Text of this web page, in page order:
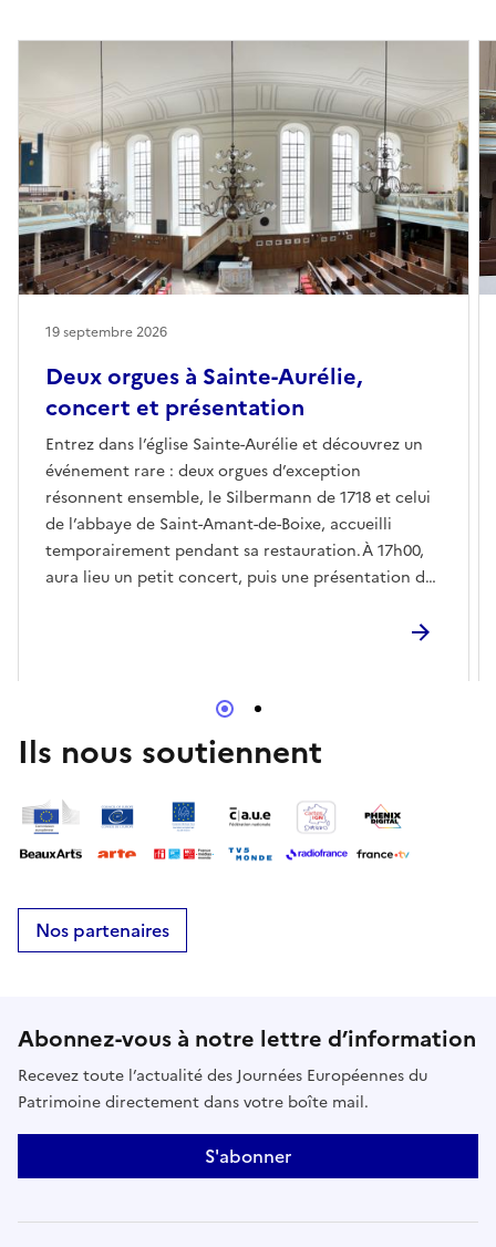
Deux orgues à Sainte-Aurélie,
concert et présentation
Entrez dans l’église Sainte-Aurélie et découvrez un
événement rare : deux orgues d’exception
résonnent ensemble, le Silbermann de 1718 et celui
de l’abbaye de Saint-Amant-de-Boixe, accueilli
temporairement pendant sa restauration.À 17h00,
aura lieu un petit concert, puis une présentation des
19 septembre 2026
Ils nous soutiennent
Nos partenaires
Abonnez-vous à notre lettre d’information
Recevez toute l’actualité des Journées Européennes du
Patrimoine directement dans votre boîte mail.
S'abonner